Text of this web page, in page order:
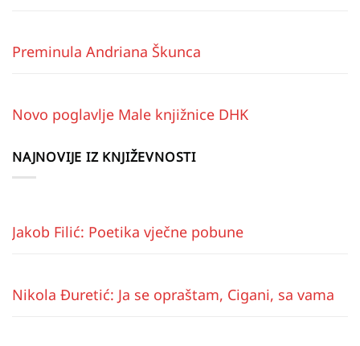
Preminula Andriana Škunca
Novo poglavlje Male knjižnice DHK
NAJNOVIJE IZ KNJIŽEVNOSTI
Jakob Filić: Poetika vječne pobune
Nikola Đuretić: Ja se opraštam, Cigani, sa vama